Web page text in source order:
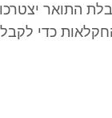
התואר
כדי